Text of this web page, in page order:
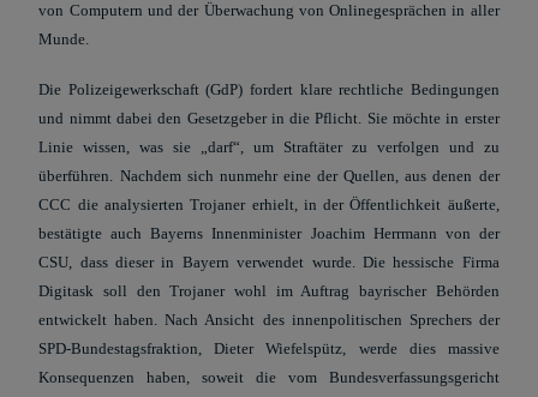
von Computern und der Überwachung von Onlinegesprächen in aller
Munde.
Die Polizeigewerkschaft (GdP) fordert klare rechtliche Bedingungen
und nimmt dabei den Gesetzgeber in die Pflicht. Sie möchte in erster
Linie wissen, was sie „darf“, um Straftäter zu verfolgen und zu
überführen. Nachdem sich nunmehr eine der Quellen, aus denen der
CCC die analysierten Trojaner erhielt, in der Öffentlichkeit äußerte,
bestätigte auch Bayerns Innenminister Joachim Herrmann von der
CSU, dass dieser in Bayern verwendet wurde. Die hessische Firma
Digitask soll den Trojaner wohl im Auftrag bayrischer Behörden
entwickelt haben. Nach Ansicht des innenpolitischen Sprechers der
SPD-Bundestagsfraktion, Dieter Wiefelspütz, werde dies massive
Konsequenzen haben, soweit die vom Bundesverfassungsgericht